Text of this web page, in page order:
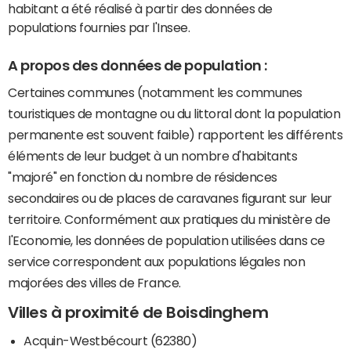
habitant a été réalisé à partir des données de
populations fournies par l'Insee.
A propos des données de population :
Certaines communes (notamment les communes
touristiques de montagne ou du littoral dont la population
permanente est souvent faible) rapportent les différents
éléments de leur budget à un nombre d'habitants
"majoré" en fonction du nombre de résidences
secondaires ou de places de caravanes figurant sur leur
territoire. Conformément aux pratiques du ministère de
l'Economie, les données de population utilisées dans ce
service correspondent aux populations légales non
majorées des villes de France.
Villes à proximité de Boisdinghem
Acquin-Westbécourt (62380)